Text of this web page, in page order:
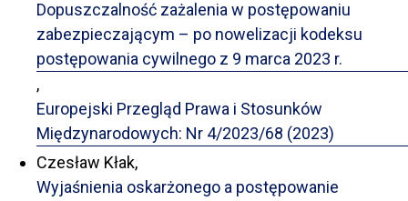
Dopuszczalność zażalenia w postępowaniu
zabezpieczającym – po nowelizacji kodeksu
postępowania cywilnego z 9 marca 2023 r.
,
Europejski Przegląd Prawa i Stosunków
Międzynarodowych: Nr 4/2023/68 (2023)
Czesław Kłak,
Wyjaśnienia oskarżonego a postępowanie